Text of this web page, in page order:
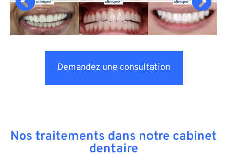
Demandez une consultation
Nos traitements dans notre cabinet
dentaire